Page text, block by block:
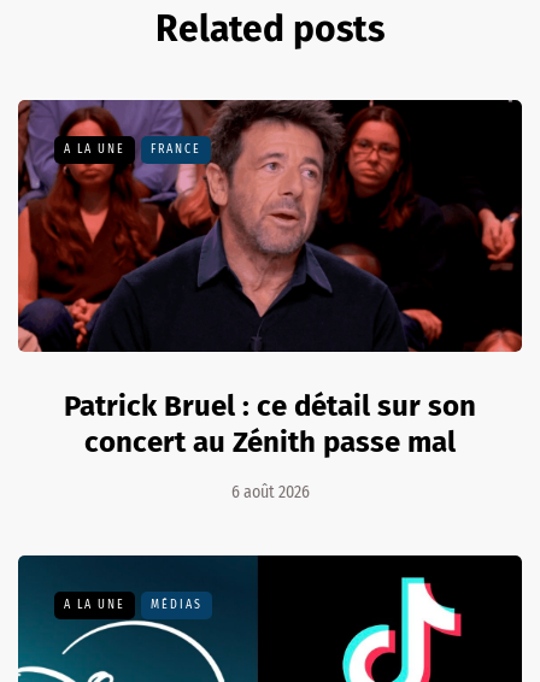
Related posts
A LA UNE FRANCE
Patrick Bruel : ce détail sur son
concert au Zénith passe mal
6 août 2026
A LA UNE MÉDIAS